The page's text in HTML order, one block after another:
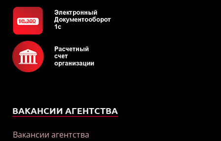
ВАКАНСИИ АГЕНТСТВА
Вакансии агентства